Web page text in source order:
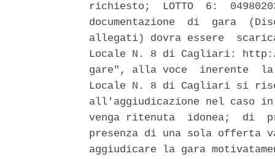
richiesto;  LOTTO  6:
documentazione  di  gara
allegati) dovra essere
Locale N. 8 di Cagliari:
gare", alla voce  inerente
Locale N. 8 di Cagliari si
all'aggiudicazione nel caso
venga ritenuta  idonea;  di
presenza di una sola offerta
aggiudicare la gara